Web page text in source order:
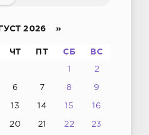
2026 »
ЧТ ПТ СБ ВС
1 2
6 7 8 9
13 14 15 16
20 21 22 23